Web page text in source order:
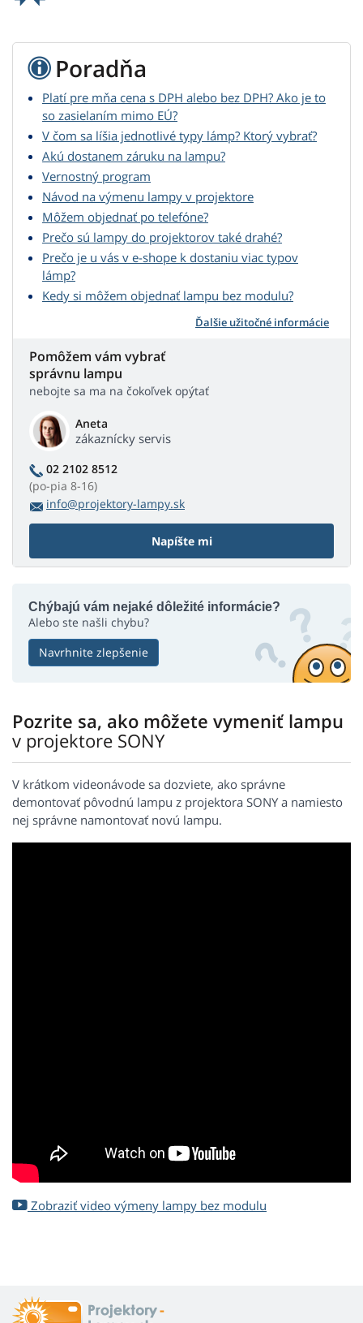
Poradňa
Platí pre mňa cena s DPH alebo bez DPH? Ako je to
so zasielaním mimo EÚ?
V čom sa líšia jednotlivé typy lámp? Ktorý vybrať?
Akú dostanem záruku na lampu?
Vernostný program
Návod na výmenu lampy v projektore
Môžem objednať po telefóne?
Prečo sú lampy do projektorov také drahé?
Prečo je u vás v e-shope k dostaniu viac typov
lámp?
Kedy si môžem objednať lampu bez modulu?
Ďalšie užitočné informácie
Pomôžem vám vybrať
správnu lampu
nebojte sa ma na čokoľvek opýtať
Aneta
zákaznícky servis
02 2102 8512
(po-pia 8-16)
info@projektory-lampy.sk
Napíšte mi
Chýbajú vám nejaké dôležité informácie?
Alebo ste našli chybu?
Navrhnite zlepšenie
Pozrite sa, ako môžete vymeniť lampu
v projektore SONY
V krátkom videonávode sa dozviete, ako správne
demontovať pôvodnú lampu z projektora SONY a namiesto
nej správne namontovať novú lampu.
Zobraziť video výmeny lampy bez modulu